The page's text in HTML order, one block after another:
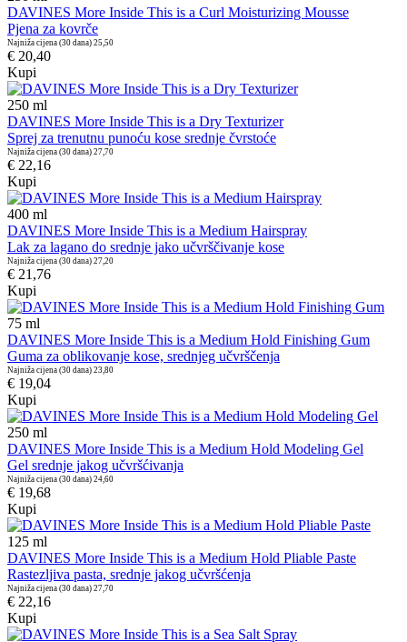
DAVINES More Inside This is a Curl Moisturizing Mousse
Pjena za kovrče
Najniža cijena (30 dana) 25,50
€ 20,40
Kupi
250 ml
DAVINES More Inside This is a Dry Texturizer
Sprej za trenutnu punoću kose srednje čvrstoće
Najniža cijena (30 dana) 27,70
€ 22,16
Kupi
400 ml
DAVINES More Inside This is a Medium Hairspray
Lak za lagano do srednje jako učvrščivanje kose
Najniža cijena (30 dana) 27,20
€ 21,76
Kupi
75 ml
DAVINES More Inside This is a Medium Hold Finishing Gum
Guma za oblikovanje kose, srednjeg učvrščenja
Najniža cijena (30 dana) 23,80
€ 19,04
Kupi
250 ml
DAVINES More Inside This is a Medium Hold Modeling Gel
Gel srednje jakog učvršćivanja
Najniža cijena (30 dana) 24,60
€ 19,68
Kupi
125 ml
DAVINES More Inside This is a Medium Hold Pliable Paste
Rastezljiva pasta, srednje jakog učvršćenja
Najniža cijena (30 dana) 27,70
€ 22,16
Kupi